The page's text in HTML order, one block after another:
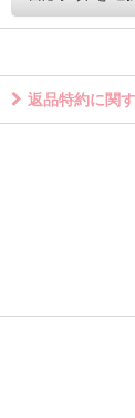
返品特約に関